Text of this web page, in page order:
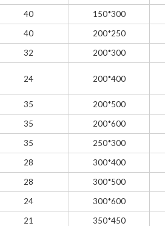
40 150*300
40 200*250
32 200*300
24 200*400
35 200*500
35 200*600
35 250*300
28 300*400
28 300*500
24 300*600
21 350*450